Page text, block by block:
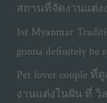
สถานที่จัดงานแต่ง
1st Myanmar
gonna definitely be
Pet lover couple
งานแต่งในฝัน ที่ วิ